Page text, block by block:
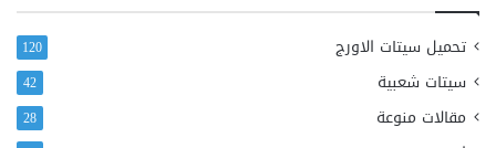
تحميل سيتات الاورج 120
سيتات شعبية 42
مقالات منوعة 28